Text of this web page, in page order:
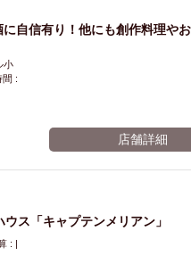
自信有り！他にも創作料理や
小
間 :
店舗詳細
ス「キャプテンメリアン」
: |